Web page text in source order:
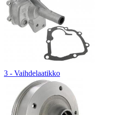
3 - Vaihdelaatikko